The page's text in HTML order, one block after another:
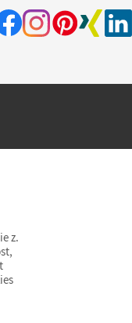
Deutschlands
z.